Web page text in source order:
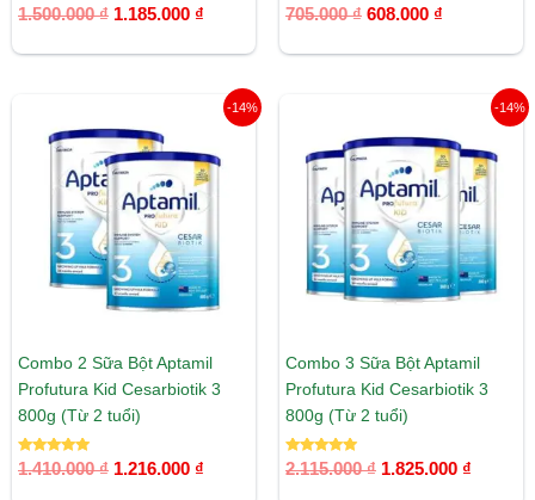
Được xếp
hạng
1.500.000₫ 1.185.000 ₫
Được xếp
hạng
705.000₫ 608.000 ₫
-14%
Combo 2 Sữa Bột Aptamil
Profutura Kid Cesarbiotik 3
800g (Từ 2 tuổi)
Được xếp
hạng
1.410.000₫
gốc
1.410.000 ₫.
1.216.000 ₫
Giá
hiện
là:
1.216.000 ₫.
-14%
Combo 3 Sữa Bột Aptamil
Profutura Kid Cesarbiotik 3
800g (Từ 2 tuổi)
Được xếp
hạng
2.115.000₫
là:
2.115.000 ₫.
1.825.000 ₫
Giá
hiện
tại
là: